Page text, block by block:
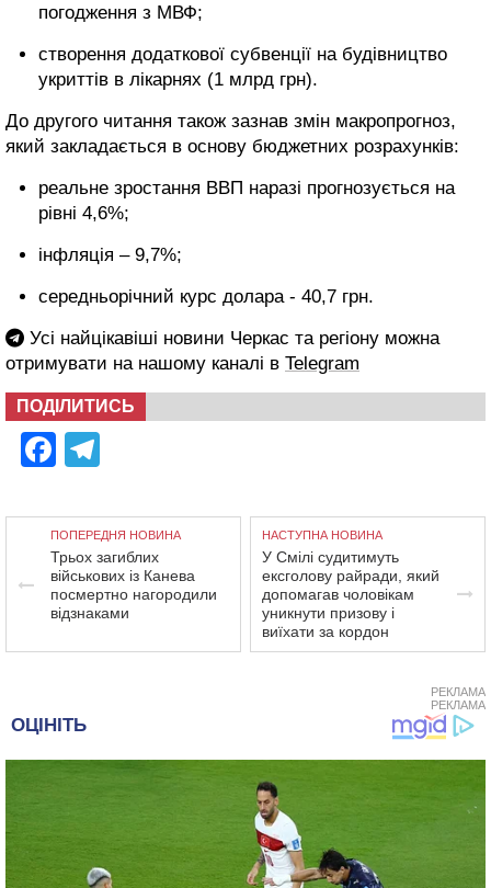
погодження з МВФ;
створення додаткової субвенції на будівництво
укриттів в лікарнях (1 млрд грн).
До другого читання також зазнав змін макропрогноз,
який закладається в основу бюджетних розрахунків:
реальне зростання ВВП наразі прогнозується на
рівні 4,6%;
інфляція – 9,7%;
середньорічний курс долара - 40,7 грн.
Усі найцікавіші новини Черкас та регіону можна
отримувати на нашому каналі в Telegram
ПОДІЛИТИСЬ
Facebook
ПОПЕРЕДНЯ НОВИНА
Трьох загиблих
військових із Канева
посмертно нагородили
відзнаками
НАСТУПНА НОВИНА
У Смілі судитимуть
ексголову райради, який
допомагав чоловікам
уникнути призову і
виїхати за кордон
РЕКЛАМА
РЕКЛАМА